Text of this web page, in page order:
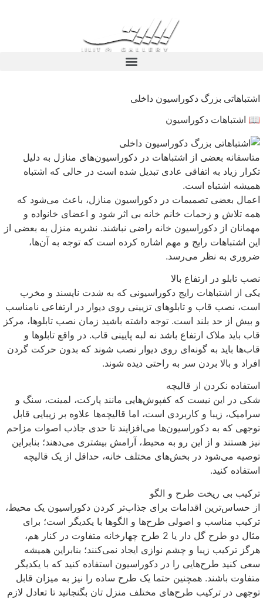
اشتباهاتی بزرگ دکوراسیون داخلی
📖 اشتباهات دکوراسیون
متاسفانه بعضی از اشتباهات در دکوراسیون‌های منازل به دلیل
تکرار زیاد به اتفاقی عادی تبدیل شده است در حالی که اشتباه
همیشه اشتباه است.
اعمال بعضی تصمیمات در دکوراسیون منازل، باعث می‌شود که
همه تلاش و زحمات خانم خانه بی اثر شود و اعضای خانواده و
مهمانان از دکوراسیون خانه راضی نباشند. نشریه منزل به بعضی از
این اشتباهات رایج و مهم اشاره کرده است که توجه به آن‌ها،
ضروری به نظر می‌رسد.
نصب تابلو در ارتفاع بالا
یکی از اشتباهات رایج دکوراسیونی که به شدت ناپسند و مخرب
است، نصب قاب و تابلوهای تزیینی روی دیوار در ارتفاعی نامناسب
و بیش از حد بلند است. توجه داشته باشید زمان نصب تابلوها، مرکز
قاب باید ملاک ارتفاع باشد نه لبه پایینی قاب. در واقع تابلوها و
قاب‌ها باید به گونه‌ای روی دیوار نصب شوند که بدون حرکت گردن
افراد و بالا بردن سر به راحتی دیده شوند.
استفاده نکردن از قالیچه
شکی در این نیست که کفپوش‌هایی مانند پارکت، لمینت، سنگ و
سرامیک، زیبا و کاربردی است، اما قالیچه‌ها علاوه بر زیبایی قابل
توجهی که به دکوراسیون‌ها می‌افزایند تا حدی جاذب اصوات مزاحم
نیز هستند و از این رو به محیط، آرامش بیشتری می‌دهند؛ بنابراین
توصیه می‌شود در بخش‌های مختلف خانه، حداقل از یک قالیچه
استفاده کنید.
ترکیب بی ریخت طرح و الگو
از حساس‌ترین اقدامات برای جذاب‌تر کردن دکوراسیون یک محیط،
ترکیب مناسب و اصولی طرح‌ها و الگوها با یکدیگر است؛ برای
مثال دو طرح گل دار یا 2 طرح چهارخانه متفاوت در کنار هم،
هرگز ترکیب زیبا و چشم نوازی ایجاد نمی‌کنند؛ بنابراین همیشه
سعی کنید طرح‌هایی را در دکوراسیون استفاده کنید که با یکدیگر
متفاوت باشند. همچنین حتما یک طرح ساده را نیز به میزان قابل
توجهی در ترکیب طرح‌های مختلف منزل تان بگنجانید تا تعادل لازم